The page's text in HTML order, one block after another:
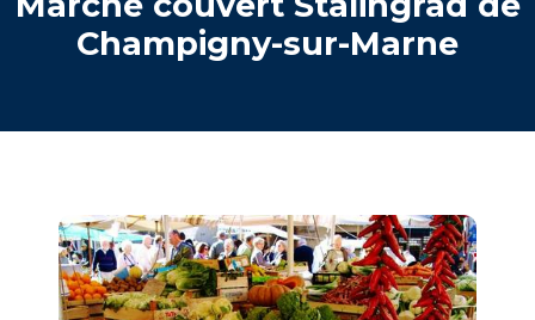
Champigny-sur-Marne